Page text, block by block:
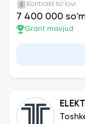
Kontrakt to'lovi
7 400 000
Grant mavjud